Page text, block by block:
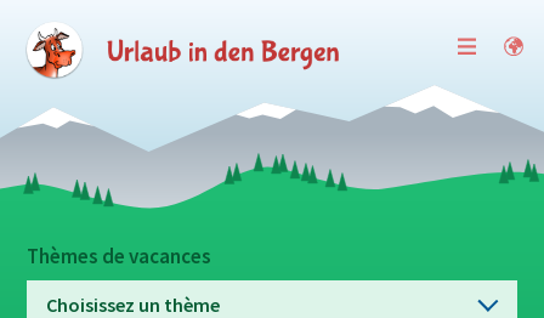
Thèmes de vacances
Choisissez un thème